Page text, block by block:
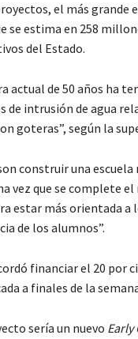
el más grande
se estima en 258
del Estado.
actual de 50 años ha
intrusión de agua
goteras”, según la
construir una
vez que se complete el
estar más orientada
de los alumnos”.
financiar el 20 por
a finales de la
sería un nuevo Early